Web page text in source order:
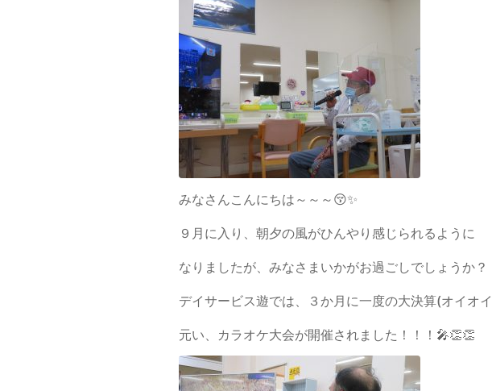
みなさんこんにちは～～～😚✨
９月に入り、朝夕の風がひんやり感じられるように
なりましたが、みなさまいかがお過ごしでしょうか？
デイサービス遊では、３か月に一度の大決算(オイオ
元い、カラオケ大会が開催されました！！！🎤👏👏